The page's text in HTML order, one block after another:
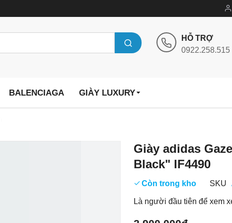
HỖ TRỢ
0922.258.515
BALENCIAGA GIÀY LUXURY
Giày adidas
Black" IF4490
Còn trong kho SKU
Là người đầu tiên để xem
Chuyển
phần